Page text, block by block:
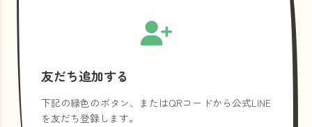
友だち追加する
下記の緑色のボタン、またはQRコードから公式LINE
を友だち登録します。